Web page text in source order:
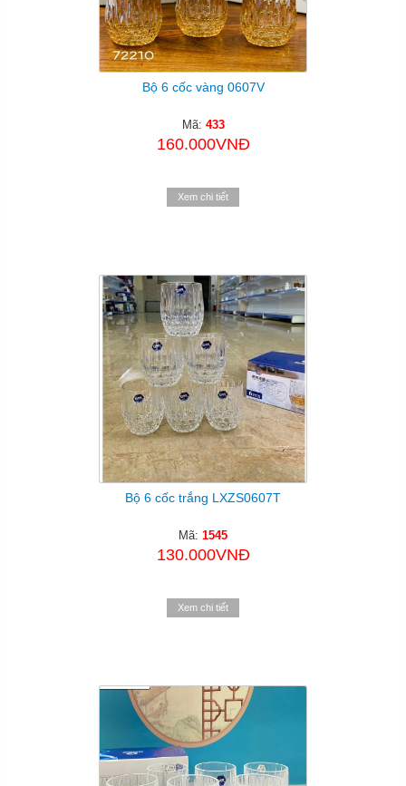
Bộ 6 cốc vàng 0607V
Mã: 433
160.000VNĐ
Xem chi tiết
Bộ 6 cốc trắng LXZS0607T
Mã: 1545
130.000VNĐ
Xem chi tiết